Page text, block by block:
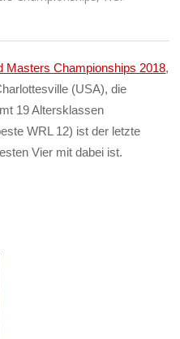
Masters Championships 2018,
(USA), die
19 Altersklassen
WRL 12) ist der letzte
Vier mit dabei ist.